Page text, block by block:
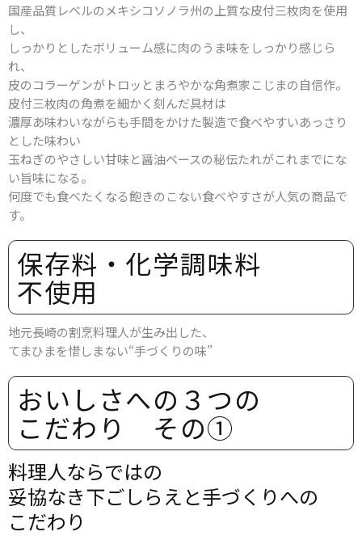
国産品質レベルのメキシコソノラ州の上質な皮付三枚肉を使用
し、
しっかりとしたボリューム感に肉のうま味をしっかり感じら
れ、
皮のコラーゲンがトロッとまろやかな角煮家こじまの自信作。
皮付三枚肉の角煮を細かく刻んだ具材は
濃厚あ味わいながらも手間をかけた製造で食べやすいあっさり
とした味わい
玉ねぎのやさしい甘味と醤油ベースの秘伝たれがこれまでにな
い旨味になる。
何度でも食べたくなる飽きのこない食べやすさが人気の商品で
す。
保存料・化学調味料
不使用
地元長崎の割烹料理人が生み出した、
てまひまを惜しまない“手づくりの味”
おいしさへの​３つの​
こだわり その​①
料理人ならではの​
妥協なき下ごしらえと​手づくりへの​
こだわり